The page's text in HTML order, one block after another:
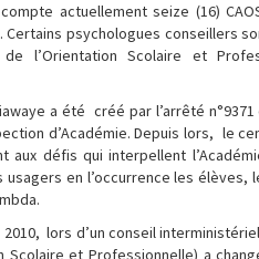
actuellement seize (16)
Certains psychologues conseillers
de l’Orientation Scolaire et
a été créé par l’arrêté n°9371
d’Académie. Depuis lors, le
aux défis qui interpellent
usagers en l’occurrence les
lors d’un conseil
Scolaire et Professionnelle) a